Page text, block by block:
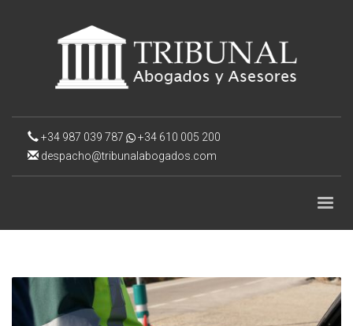
+34 987 039 787
+34 610 005 200
despacho@tribunalabogados.com